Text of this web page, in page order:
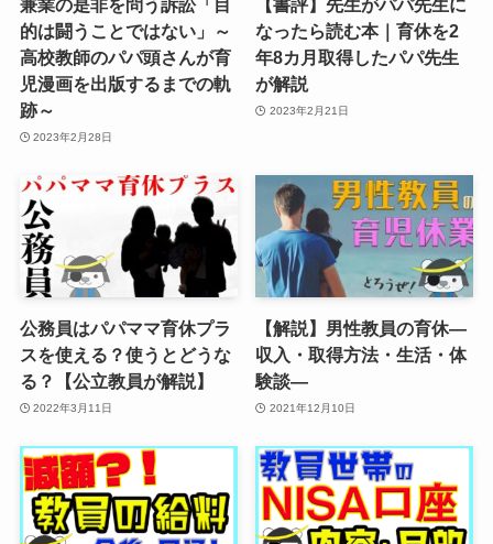
兼業の是非を問う訴訟「目
的は闘うことではない」～
高校教師のパパ頭さんが育
児漫画を出版するまでの軌
跡～
2023年2月28日
【書評】先生がパパ先生に
なったら読む本｜育休を2
年8カ月取得したパパ先生
が解説
2023年2月21日
公務員はパパママ育休プラ
スを使える？使うとどうな
る？【公立教員が解説】
2022年3月11日
【解説】男性教員の育休―
収入・取得方法・生活・体
験談―
2021年12月10日